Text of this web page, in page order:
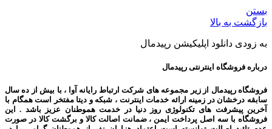
بستن
بازگشت به بالا
به زودی دانلود اپلیکیشن رپیدمال
درباره فروشگاه اینترنتی رپیدمال
فروشگاه رپیدمال از زیر مجموعه های شرکت ارتباط رایانه آوا ، با بیش از ده سال
سابقه درخشان در زمینه ارائه خدمات اینترنت ، شبکه و دیتا مفتخر است همگام با
آخرین پیشرفت های تکنولوژی روز دنیا در خدمت هموطنان عزیز باشد . این
فروشگاه با سه اصل پرداخت ایمن ، ضمانت اصالت کالا و برگشت کالا در صورت